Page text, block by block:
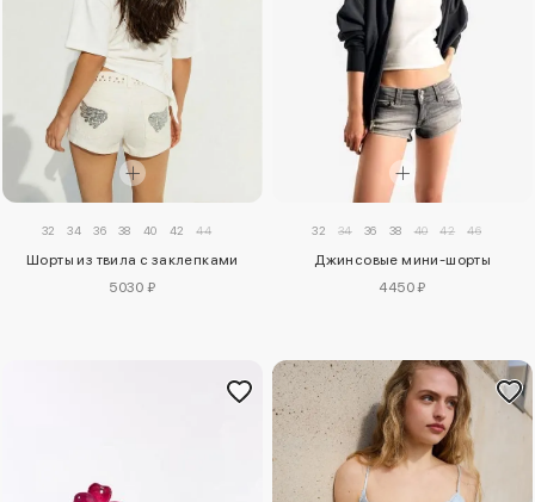
32 34 36 38 40 42 44
Шорты из твила с заклепками
5030 ₽
32 34 36 38 40 42 46
Джинсовые мини-шорты
4450 ₽